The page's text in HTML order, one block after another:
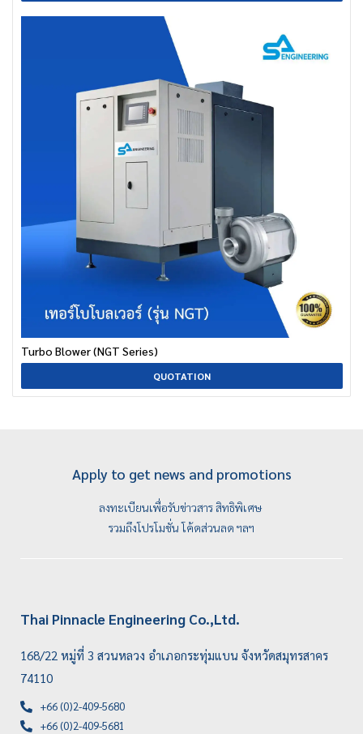
Turbo Blower (NGT Series)
QUOTATION
Apply to get news and promotions
ลงทะเบียนเพื่อรับข่าวสาร สิทธิพิเศษ
รวมถึงโปรโมชั่น โค้ดส่วนลด ฯลฯ
Thai Pinnacle Engineering Co.,Ltd.
168/22 หมู่ที่ 3 สวนหลวง อำเภอกระทุ่มแบน จังหวัดสมุทรสาคร
74110
+66 (0)2-409-5680
+66 (0)2-409-5681